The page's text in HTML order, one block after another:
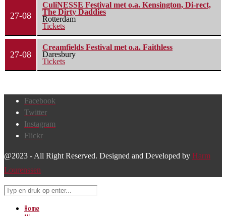
27-08
CuliNESSE Festival met o.a. Kensington, Di-rect,
The Dirty Daddies
Rotterdam
Tickets
27-08
Creamfields Festival met o.a. Faithless
Daresbury
Tickets
Facebook
Twitter
Instagram
Flickr
@2023 - All Right Reserved. Designed and Developed by Harm
Lourenssen
Home